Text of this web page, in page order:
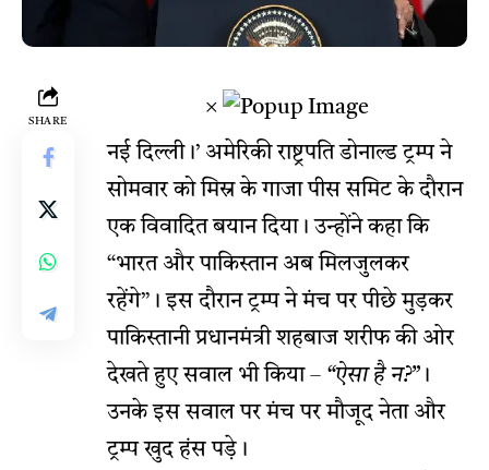
SHARE
×
नई दिल्ली।’ अमेरिकी राष्ट्रपति डोनाल्ड ट्रम्प ने
सोमवार को मिस्र के गाजा पीस समिट के दौरान
एक विवादित बयान दिया। उन्होंने कहा कि
“भारत और पाकिस्तान अब मिलजुलकर
रहेंगे”। इस दौरान ट्रम्प ने मंच पर पीछे मुड़कर
पाकिस्तानी प्रधानमंत्री शहबाज शरीफ की ओर
देखते हुए सवाल भी किया – “ऐसा है न?”।
उनके इस सवाल पर मंच पर मौजूद नेता और
ट्रम्प खुद हंस पड़े।